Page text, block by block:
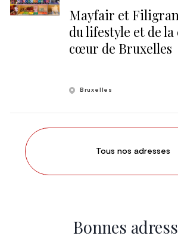
Mayfair et
du lifestyle et de
cœur de Bruxelles
Bruxelles
Tous nos adresses
Bonnes